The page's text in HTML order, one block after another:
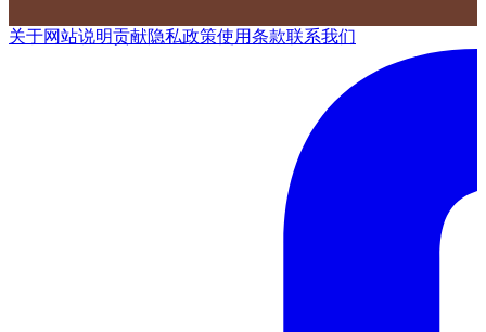
关于网站说明贡献隐私政策使用条款联系我们